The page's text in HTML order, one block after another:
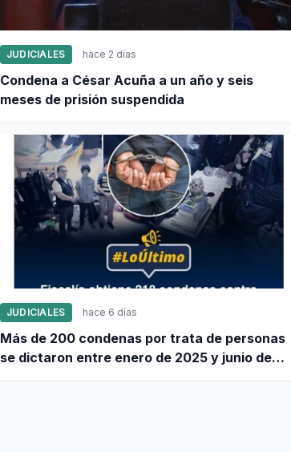
JUDICIALES hace 2 días
Condena a César Acuña a un año y seis
meses de prisión suspendida
JUDICIALES hace 6 días
Más de 200 condenas por trata de personas
se dictaron entre enero de 2025 y junio de